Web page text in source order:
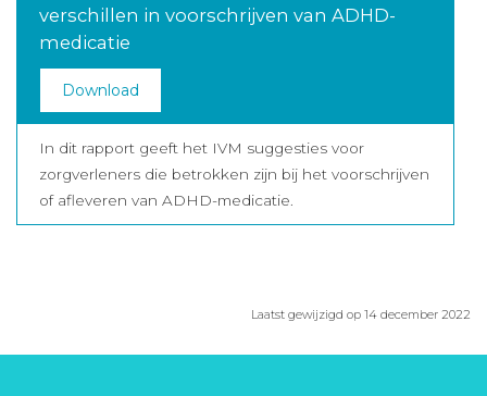
verschillen in voorschrijven van ADHD-
medicatie
Download
In dit rapport geeft het IVM suggesties voor
zorgverleners die betrokken zijn bij het voorschrijven
of afleveren van ADHD-medicatie.
Laatst gewijzigd op 14 december 2022